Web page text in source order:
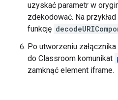
uzyskać parametr w
zdekodować. Na
funkcję
Po utworzeniu
do Classroom komunikat
zamknąć element iframe.